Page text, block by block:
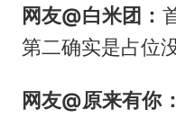
网友@白米团：
第二确实是占位
网友@原来有你：